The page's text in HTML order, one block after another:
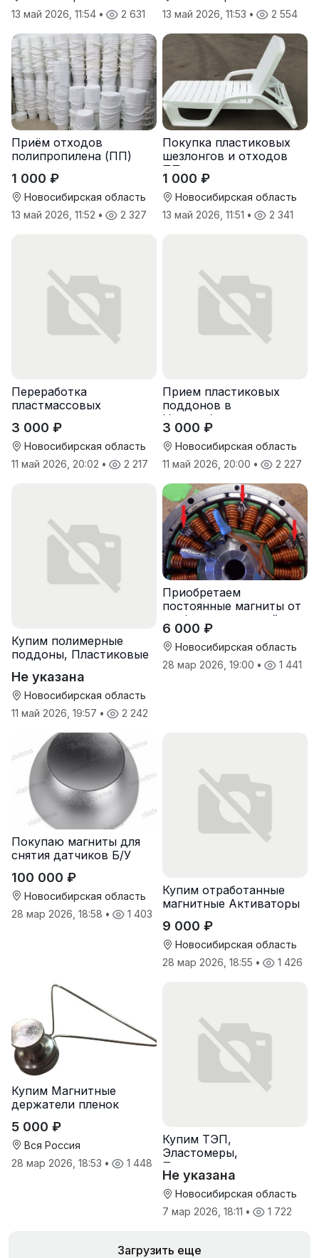
13 май 2026, 11:54 • 2 631
13 май 2026, 11:53 • 2 554
Приём отходов
полипропилена (ПП)
1 000 ₽
Новосибирская область
13 май 2026, 11:52 • 2 327
Покупка пластиковых
шезлонгов и отходов
ПП
1 000 ₽
Новосибирская область
13 май 2026, 11:51 • 2 341
Переработка
пластмассовых
3 000 ₽
Новосибирская область
11 май 2026, 20:02 • 2 217
Прием пластиковых
поддонов в
Новосибирске
3 000 ₽
Новосибирская область
11 май 2026, 20:00 • 2 227
Купим полимерные
поддоны, Пластиковые
Не указана
Новосибирская область
11 май 2026, 19:57 • 2 242
Приобретаем
постоянные магниты от
разбора двигателей
6 000 ₽
Новосибирская область
28 мар 2026, 19:00 • 1 441
Покупаю магниты для
снятия датчиков Б/У
100 000 ₽
Новосибирская область
28 мар 2026, 18:58 • 1 403
Купим отработанные
магнитные Активаторы
9 000 ₽
Новосибирская область
28 мар 2026, 18:55 • 1 426
Купим Магнитные
держатели пленок
5 000 ₽
Вся Россия
28 мар 2026, 18:53 • 1 448
Купим ТЭП,
Эластомеры,
Полиуретаны
Не указана
Новосибирская область
7 мар 2026, 18:11 • 1 722
Загрузить еще